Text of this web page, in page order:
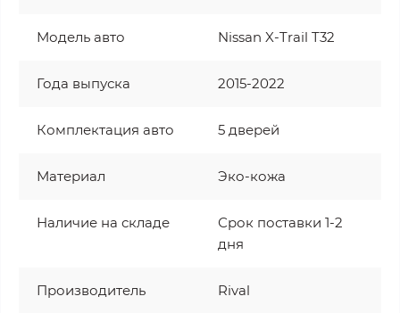
Модель авто Nissan X-Trail T32
Года выпуска 2015-2022
Комплектация авто 5 дверей
Материал Эко-кожа
Наличие на складе
Срок поставки 1-2
дня
Производитель Rival